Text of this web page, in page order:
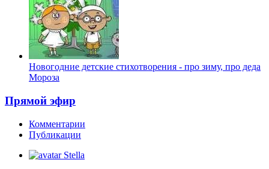
Новогодние детские стихотворения - про зиму, про деда
Мороза
Прямой эфир
Комментарии
Публикации
Stella